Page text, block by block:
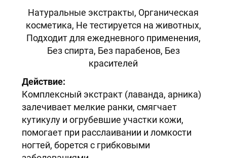
Натуральные экстракты, Органическая
косметика, Не тестируется на животных,
Подходит для ежедневного применения,
Без спирта, Без парабенов, Без
красителей
Действие:
Комплексный экстракт (лаванда, арника)
залечивает мелкие ранки, смягчает
кутикулу и огрубевшие участки кожи,
помогает при расслаивании и ломкости
ногтей, борется с грибковыми